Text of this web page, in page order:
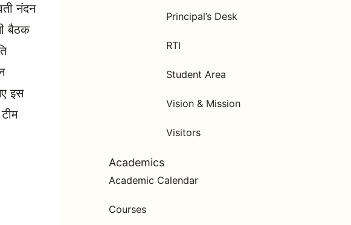
नंदन
बैठक
इस
Principal’s Desk
RTI
Student Area
Vision & Mission
Visitors
Academics
Academic Calendar
Courses